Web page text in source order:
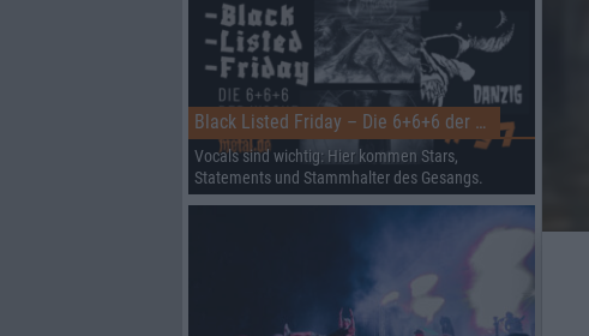
Black Listed Friday – Die 6+6+6 der Woche
Vocals sind wichtig: Hier kommen Stars,
Statements und Stammhalter des Gesangs.